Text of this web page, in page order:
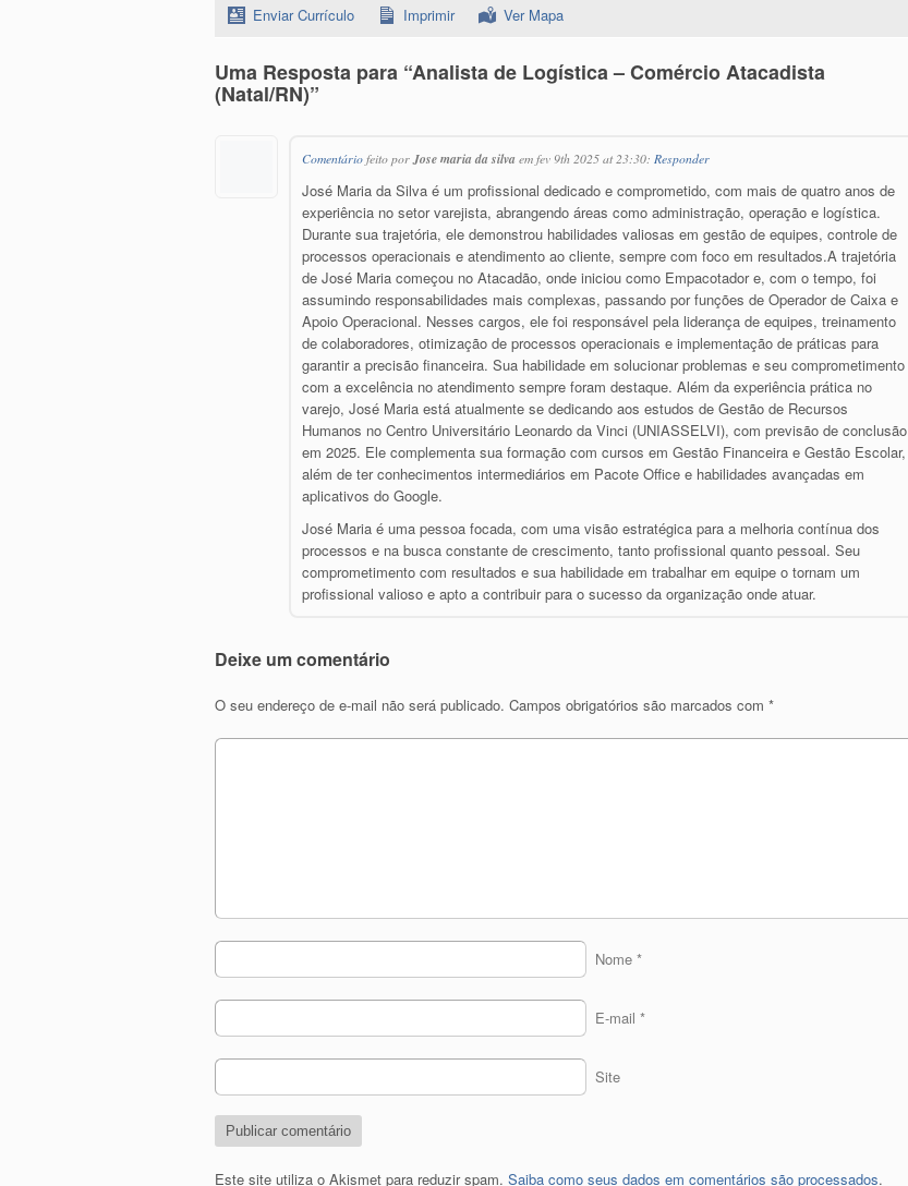
Enviar Currículo Imprimir Ver Mapa
Uma Resposta para “Analista de Logística – Comércio Atacadista
(Natal/RN)”
Comentáriofeito porJose maria da silva em fev 9th 2025 at 23:30: Responder
José Maria da Silva é um profissional dedicado e comprometido, com mais de quatro anos de
experiência no setor varejista, abrangendo áreas como administração, operação e logística.
Durante sua trajetória, ele demonstrou habilidades valiosas em gestão de equipes, controle de
processos operacionais e atendimento ao cliente, sempre com foco em resultados.A trajetória
de José Maria começou no Atacadão, onde iniciou como Empacotador e, com o tempo, foi
assumindo responsabilidades mais complexas, passando por funções de Operador de Caixa e
Apoio Operacional. Nesses cargos, ele foi responsável pela liderança de equipes, treinamento
de colaboradores, otimização de processos operacionais e implementação de práticas para
garantir a precisão financeira. Sua habilidade em solucionar problemas e seu comprometimento
com a excelência no atendimento sempre foram destaque. Além da experiência prática no
varejo, José Maria está atualmente se dedicando aos estudos de Gestão de Recursos
Humanos no Centro Universitário Leonardo da Vinci (UNIASSELVI), com previsão de conclusão
em 2025. Ele complementa sua formação com cursos em Gestão Financeira e Gestão Escolar,
além de ter conhecimentos intermediários em Pacote Office e habilidades avançadas em
aplicativos do Google.
José Maria é uma pessoa focada, com uma visão estratégica para a melhoria contínua dos
processos e na busca constante de crescimento, tanto profissional quanto pessoal. Seu
comprometimento com resultados e sua habilidade em trabalhar em equipe o tornam um
profissional valioso e apto a contribuir para o sucesso da organização onde atuar.
Deixe um comentário
O seu endereço de e-mail não será publicado. Campos obrigatórios são marcados com *
Nome *
E-mail *
Site
Este site utiliza o Akismet para reduzir spam. Saiba como seus dados em comentários são processados.